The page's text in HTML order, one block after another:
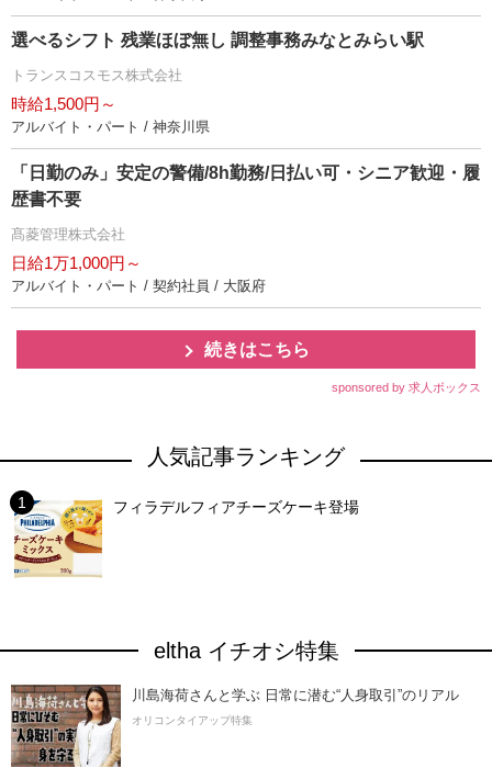
選べるシフト 残業ほぼ無し 調整事務みなとみらい駅
トランスコスモス株式会社
時給1,500円～
アルバイト・パート / 神奈川県
「日勤のみ」安定の警備/8h勤務/日払い可・シニア歓迎・履
歴書不要
髙菱管理株式会社
日給1万1,000円～
アルバイト・パート / 契約社員 / 大阪府
続きはこちら
sponsored by 求人ボックス
人気記事ランキング
フィラデルフィアチーズケーキ登場
eltha イチオシ特集
川島海荷さんと学ぶ 日常に潜む“人身取引”のリアル
オリコンタイアップ特集